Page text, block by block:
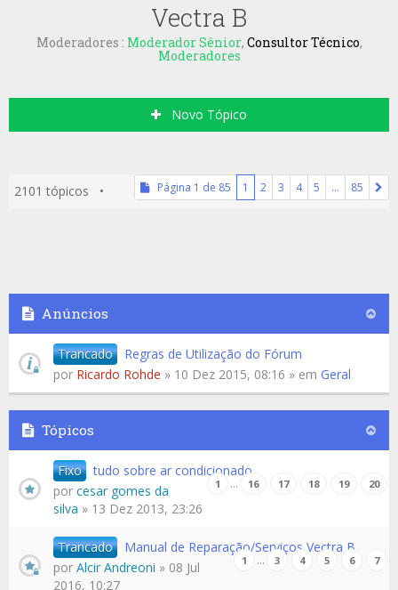
Vectra B
Moderadores : Moderador Sênior, Consultor Técnico,
Moderadores
Novo Tópico
2101 tópicos • Página 1 de 85 1 2 3 4 5 … 85
Anúncios
Trancado
Regras de Utilização do Fórum
por Ricardo Rohde » 10 Dez 2015, 08:16 » em Geral
Tópicos
Fixo tudo sobre ar condicionado
1 … 16 17 18 19 20
por cesar gomes da
silva » 13 Dez 2013, 23:26
Trancado Manual de Reparação/Serviços Vectra B
1 … 3 4 5 6 7
por Alcir Andreoni » 08 Jul
2016, 10:27